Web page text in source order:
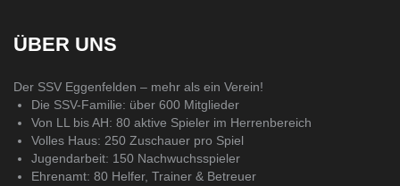
ÜBER UNS
Der SSV Eggenfelden – mehr als ein Verein!
Die SSV-Familie: über 600 Mitglieder
Von LL bis AH: 80 aktive Spieler im Herrenbereich
Volles Haus: 250 Zuschauer pro Spiel
Jugendarbeit: 150 Nachwuchsspieler
Ehrenamt: 80 Helfer, Trainer & Betreuer